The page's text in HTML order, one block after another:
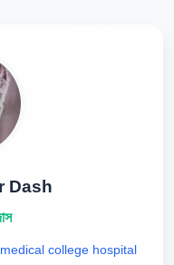
Dash
college hospital